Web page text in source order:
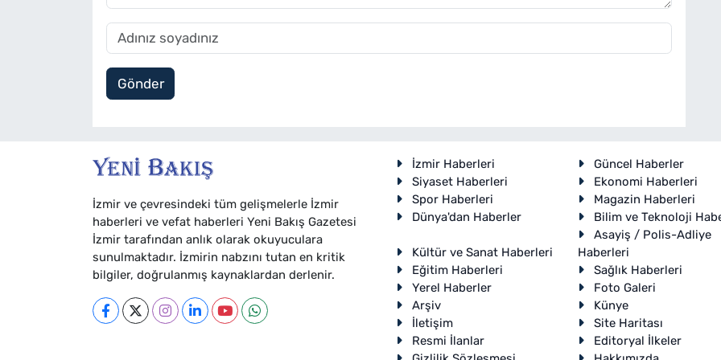
Gönder
İzmir ve çevresindeki tüm gelişmelerle İzmir
haberleri ve vefat haberleri Yeni Bakış Gazetesi
İzmir tarafından anlık olarak okuyuculara
sunulmaktadır. İzmirin nabzını tutan en kritik
bilgiler, doğrulanmış kaynaklardan derlenir.
İzmir Haberleri
Güncel Haberler
Siyaset Haberleri
Ekonomi Haberleri
Spor Haberleri
Magazin Haberleri
Dünya'dan Haberler
Bilim ve Teknoloji
Kültür ve Sanat Haberleri
Asayiş / Polis-Adliye
Haberleri
Eğitim Haberleri
Sağlık Haberleri
Yerel Haberler
Foto Galeri
Arşiv
Künye
İletişim
Site Haritası
Resmi İlanlar
Editoryal İlkeler